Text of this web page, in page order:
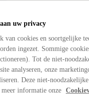
uw privacy
van cookies en soortgelijke
ingezet. Sommige
Tot de niet-
analyseren, onze
Deze niet-
meer informatie onze